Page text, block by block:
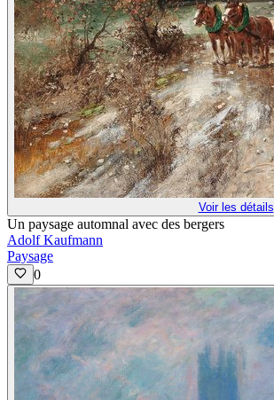
Voir les détails
Un paysage automnal avec des bergers
Adolf Kaufmann
Paysage
0